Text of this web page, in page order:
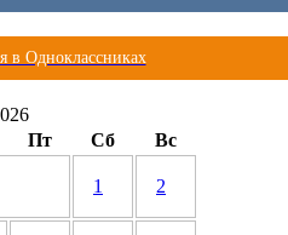
в Одноклассниках
Пт Сб Вс
1 2